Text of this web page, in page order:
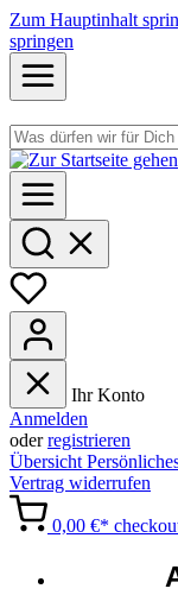
Zum Hauptinhalt
springen
Ihr Konto
Anmelden
oderregistrieren
Übersicht
Vertrag widerrufen
0,00 €*